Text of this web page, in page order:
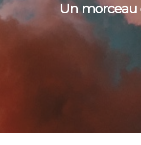
Un morceau